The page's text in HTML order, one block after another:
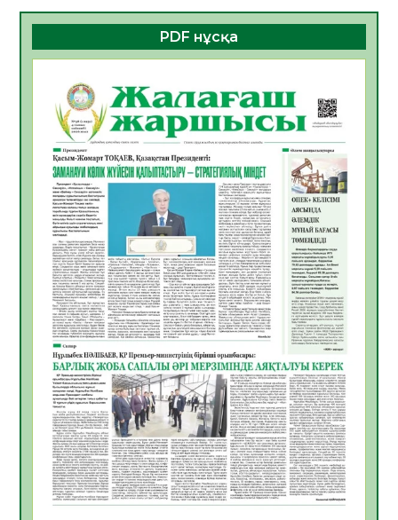
06.08.2026
24 0
ҚҰРЫЛТАЙ САЙЛАУЫ – БОЛАШАҚҚА
06.08.2026
Инфекциялық ауруларға қарсы иммундау
жұмыстарының тиімділігі
06.08.2026
28
Көкжөтел ауруы туралы
06.08.2026
25
АПВ вакцинасы туралы мәлімет
06.08.2026
26
Open Air: Қызылорда облысы полиция
департаменті 20 мыңнан астам
көрерменнің қауіпсіздігін қамтамасыз етті
06.08.2026
38
ҚЫЗЫЛОРДАДА «САНАЛЫ ҰРПАҚ –
ЖАРҚЫН БОЛАШАҚ» АТТЫ КЕҢЕЙТІЛГЕН
МӘЖІЛІС ӨТТІ
05.08.2026
38
Қазақстан Орталық Азиядағы көшуге ең
PDF нұсқа